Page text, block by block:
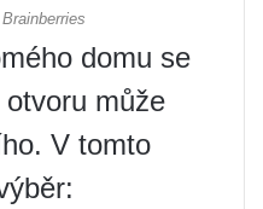
domu se
může
V tomto